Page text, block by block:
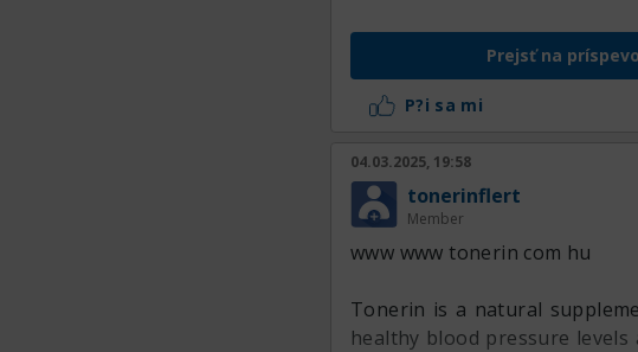
Prejsť na
P?i sa mi
04.03.2025, 19:58
tonerinflert
Member
www www tonerin com hu
Tonerin is a natural
healthy blood pressure